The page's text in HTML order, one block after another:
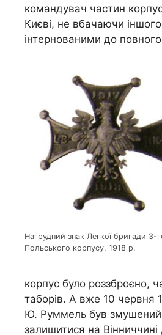
командувач частин
Києві, не вбачаючи
інтернованими до повного
Нагрудний знак Легкої бригади 3-
Польського корпусу. 1918 р.
корпус було роззброєно,
таборів. А вже 10 червня
Ю. Руммель був змушений
залишитися на